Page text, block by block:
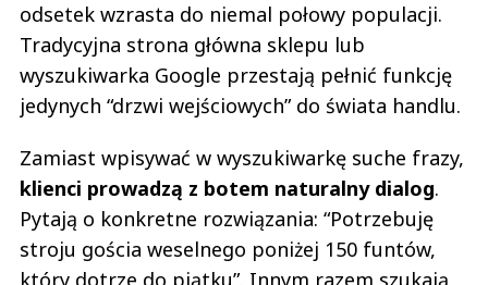
odsetek wzrasta do niemal połowy populacji.
Tradycyjna strona główna sklepu lub
wyszukiwarka Google przestają pełnić funkcję
jedynych “drzwi wejściowych” do świata handlu.
Zamiast wpisywać w wyszukiwarkę suche frazy,
klienci prowadzą z botem naturalny dialog.
Pytają o konkretne rozwiązania: “Potrzebuję
stroju gościa weselnego poniżej 150 funtów,